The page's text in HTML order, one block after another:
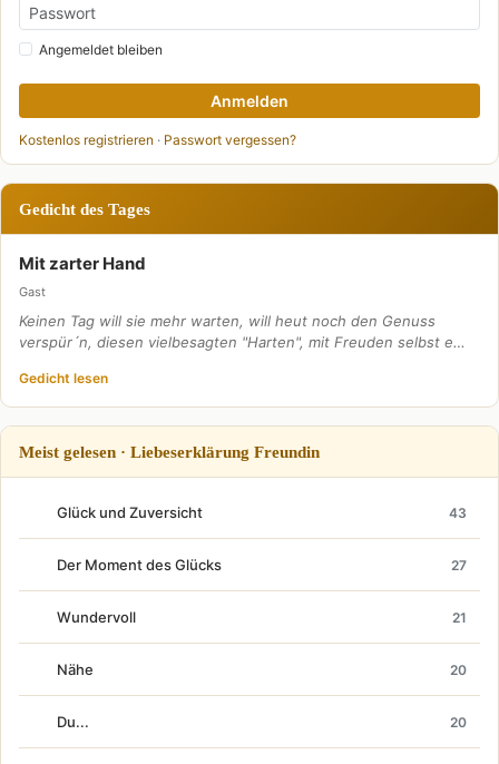
Angemeldet bleiben
Anmelden
Kostenlos registrieren · Passwort vergessen?
Gedicht des Tages
Mit zarter Hand
Gast
Keinen Tag will sie mehr warten, will heut noch den Genuss
verspür´n, diesen vielbesagten "Harten", mit Freuden selbst e…
Gedicht lesen
Meist gelesen · Liebeserklärung Freundin
Glück und Zuversicht 43
Der Moment des Glücks 27
Wundervoll 21
Nähe 20
Du... 20